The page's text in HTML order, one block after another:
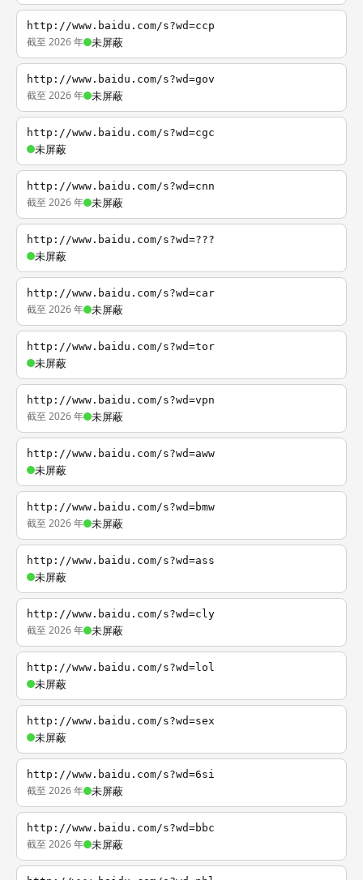
http://www.baidu.com/s?wd=ccp
截至 2026 年 未屏蔽
http://www.baidu.com/s?wd=gov
截至 2026 年 未屏蔽
http://www.baidu.com/s?wd=cgc
未屏蔽
http://www.baidu.com/s?wd=cnn
截至 2026 年 未屏蔽
http://www.baidu.com/s?wd=???
未屏蔽
http://www.baidu.com/s?wd=car
截至 2026 年 未屏蔽
http://www.baidu.com/s?wd=tor
未屏蔽
http://www.baidu.com/s?wd=vpn
截至 2026 年 未屏蔽
http://www.baidu.com/s?wd=aww
未屏蔽
http://www.baidu.com/s?wd=bmw
截至 2026 年 未屏蔽
http://www.baidu.com/s?wd=ass
未屏蔽
http://www.baidu.com/s?wd=cly
截至 2026 年 未屏蔽
http://www.baidu.com/s?wd=lol
未屏蔽
http://www.baidu.com/s?wd=sex
未屏蔽
http://www.baidu.com/s?wd=6si
截至 2026 年 未屏蔽
http://www.baidu.com/s?wd=bbc
截至 2026 年 未屏蔽